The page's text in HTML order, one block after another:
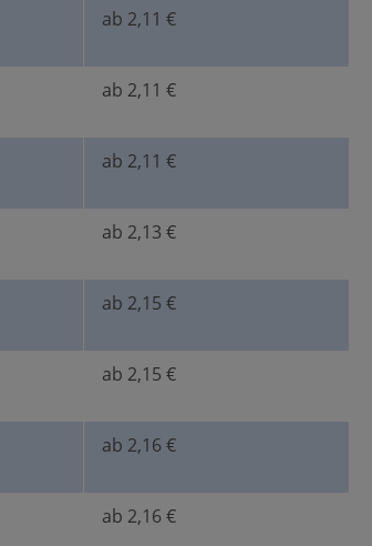
ab 2,11 €
ab 2,11 €
ab 2,11 €
ab 2,13 €
ab 2,15 €
ab 2,15 €
ab 2,16 €
ab 2,16 €